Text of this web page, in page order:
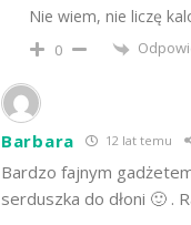
Nie wiem, nie liczę
0
Barbara 12 lat temu
Bardzo fajnym
serduszka do dłoni 🙂 .